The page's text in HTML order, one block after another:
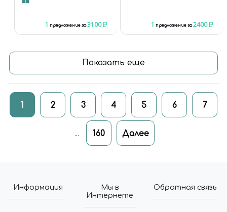
АРТИЛЛЕРИЯ АКЦИИ,
1 предложение за3100 1 предложение за2400
Показать еще
1 2 3 4 5 6 7
... 160 Далее
Информация
Мы в
Интернете
Обратная связь